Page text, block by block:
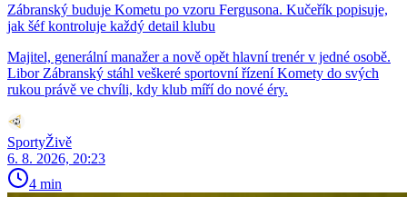
Zábranský buduje Kometu po vzoru Fergusona. Kučeřík popisuje,
jak šéf kontroluje každý detail klubu
Majitel, generální manažer a nově opět hlavní trenér v jedné osobě.
Libor Zábranský stáhl veškeré sportovní řízení Komety do svých
rukou právě ve chvíli, kdy klub míří do nové éry.
SportyŽivě
6. 8. 2026, 20:23
4 min